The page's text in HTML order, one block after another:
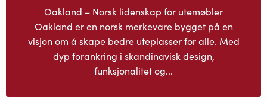
Oakland – Norsk lidenskap for utemøbler
Oakland er en norsk merkevare bygget på en
visjon om å skape bedre uteplasser for alle. Med
dyp forankring i skandinavisk design,
funksjonalitet og...